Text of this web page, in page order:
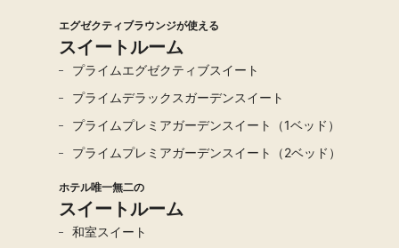
エグゼクティブラウンジが使える
スイートルーム
プライムエグゼクティブスイート
プライムデラックスガーデンスイート
プライムプレミアガーデンスイート（1ベッド）
プライムプレミアガーデンスイート（2ベッド）
ホテル唯一無二の
スイートルーム
和室スイート